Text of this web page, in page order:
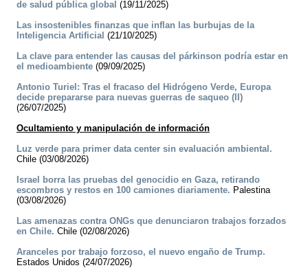
de salud pública global (19/11/2025)
Las insostenibles finanzas que inflan las burbujas de la
Inteligencia Artificial (21/10/2025)
La clave para entender las causas del párkinson podría estar en
el medioambiente (09/09/2025)
Antonio Turiel: Tras el fracaso del Hidrógeno Verde, Europa
decide prepararse para nuevas guerras de saqueo (II)
(26/07/2025)
Ocultamiento y manipulación de información
Luz verde para primer data center sin evaluación ambiental.
Chile (03/08/2026)
Israel borra las pruebas del genocidio en Gaza, retirando
escombros y restos en 100 camiones diariamente. Palestina
(03/08/2026)
Las amenazas contra ONGs que denunciaron trabajos forzados
en Chile. Chile (02/08/2026)
Aranceles por trabajo forzoso, el nuevo engaño de Trump.
Estados Unidos (24/07/2026)